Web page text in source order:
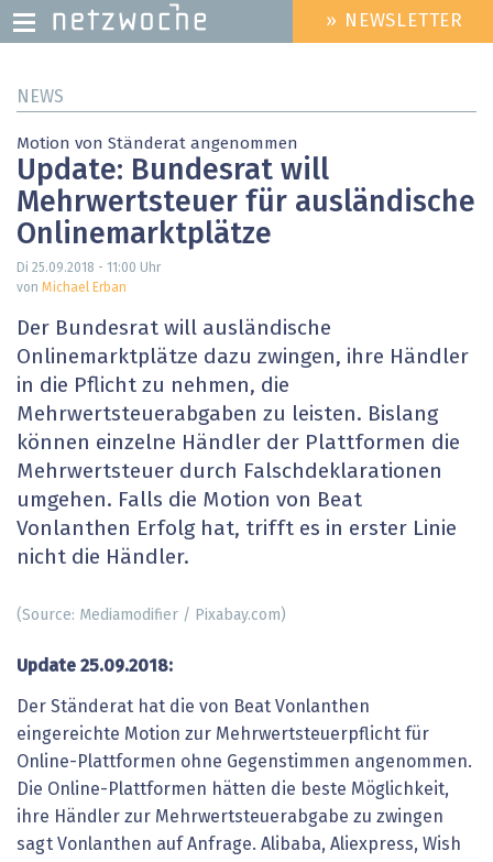
zum
HEADER
MENU
» NEWSLETTER
NEWS
Motion von Ständerat angenommen
Update: Bundesrat will
Mehrwertsteuer für ausländische
Onlinemarktplätze
Di 25.09.2018 - 11:00 Uhr
von Michael Erban
Der Bundesrat will ausländische
Onlinemarktplätze dazu zwingen, ihre Händler
in die Pflicht zu nehmen, die
Mehrwertsteuerabgaben zu leisten. Bislang
können einzelne Händler der Plattformen die
Mehrwertsteuer durch Falschdeklarationen
umgehen. Falls die Motion von Beat
Vonlanthen Erfolg hat, trifft es in erster Linie
nicht die Händler.
(Source: Mediamodifier / Pixabay.com)
Update 25.09.2018:
Der Ständerat hat die von Beat Vonlanthen
eingereichte Motion zur Mehrwertsteuerpflicht für
Online-Plattformen ohne Gegenstimmen angenommen.
Die Online-Plattformen hätten die beste Möglichkeit,
ihre Händler zur Mehrwertsteuerabgabe zu zwingen
sagt Vonlanthen auf Anfrage. Alibaba, Aliexpress, Wish